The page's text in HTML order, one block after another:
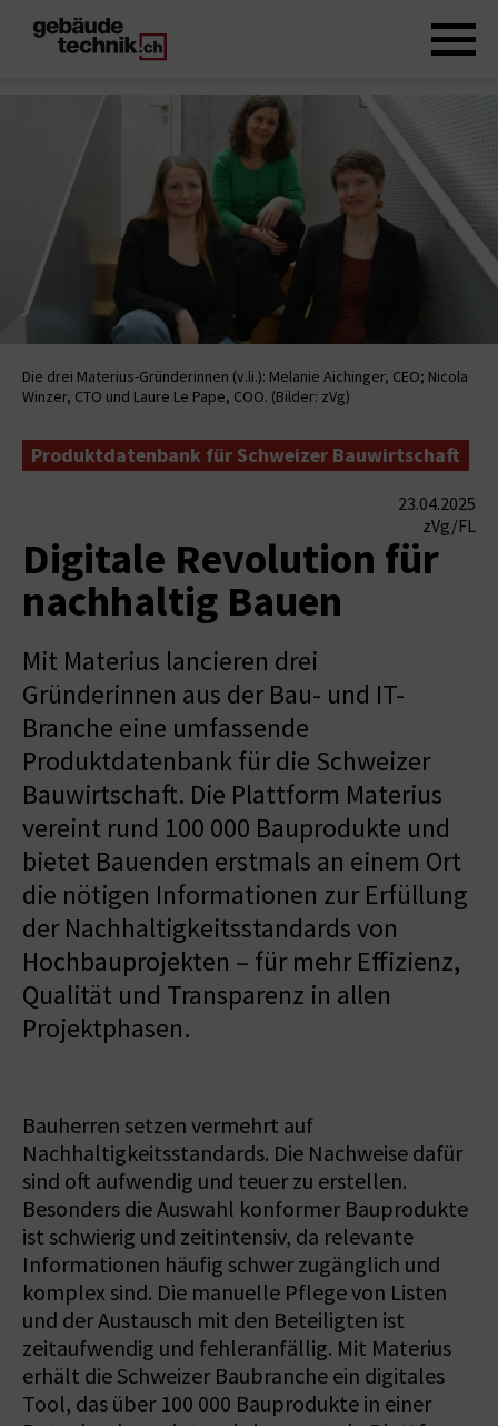
Die drei Materius-Gründerinnen (v.li.): Melanie Aichinger, CEO; Nicola
Winzer, CTO und Laure Le Pape, COO. (Bilder: zVg)
Produktdatenbank für Schweizer Bauwirtschaft
23.04.2025
zVg/FL
Digitale Revolution für
nachhaltig Bauen
Mit Materius lancieren drei
Gründerinnen aus der Bau- und IT-
Branche eine umfassende
Produktdatenbank für die Schweizer
Bauwirtschaft. Die Plattform Materius
vereint rund 100 000 Bauprodukte und
bietet Bauenden erstmals an einem Ort
die nötigen Informationen zur Erfüllung
der Nachhaltigkeitsstandards von
Hochbauprojekten – für mehr Effizienz,
Qualität und Transparenz in allen
Projektphasen.
Bauherren setzen vermehrt auf
Nachhaltigkeitsstandards. Die Nachweise dafür
sind oft aufwendig und teuer zu erstellen.
Besonders die Auswahl konformer Bauprodukte
ist schwierig und zeitintensiv, da relevante
Informationen häufig schwer zugänglich und
komplex sind. Die manuelle Pflege von Listen
und der Austausch mit den Beteiligten ist
zeitaufwendig und fehleranfällig. Mit Materius
erhält die Schweizer Baubranche ein digitales
Tool, das über 100 000 Bauprodukte in einer